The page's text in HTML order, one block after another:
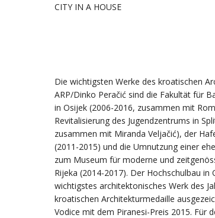
CITY IN A HOUSE
Die wichtigsten Werke des kroatischen
ARP/Dinko Peračić sind die Fakultät für
in Osijek (2006-2016, zusammen mit
Revitalisierung des Jugendzentrums in
zusammen mit Miranda Veljačić), der
(2011-2015) und die Umnutzung einer
zum Museum für moderne und
Rijeka (2014-2017). Der Hochschulbau in
wichtigstes architektonisches Werk des
kroatischen Architekturmedaille
Vodice mit dem Piranesi-Preis 2015. Für